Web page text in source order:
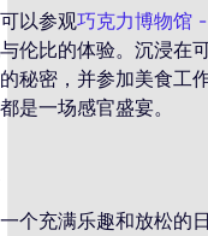
以参观巧克力博物馆
与伦比的体验。沉浸在
秘密，并参加美食工
是一场感官盛宴。
个充满乐趣和放松的